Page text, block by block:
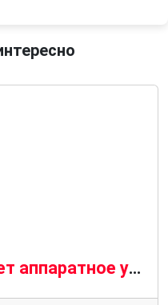
GNOME 50.3 Включает аппаратное ускорение удаленного рабочего стола для графических процессоров AMD